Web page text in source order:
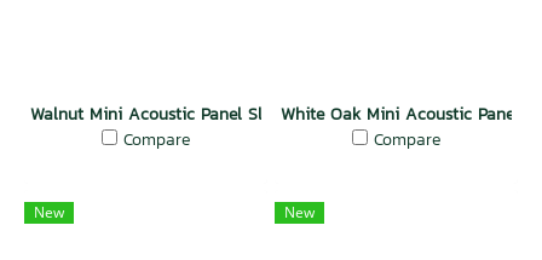
Walnut Mini Acoustic Panel Slat Wall
Compare
White Oak Mini Acoustic Panel
Compare
New New